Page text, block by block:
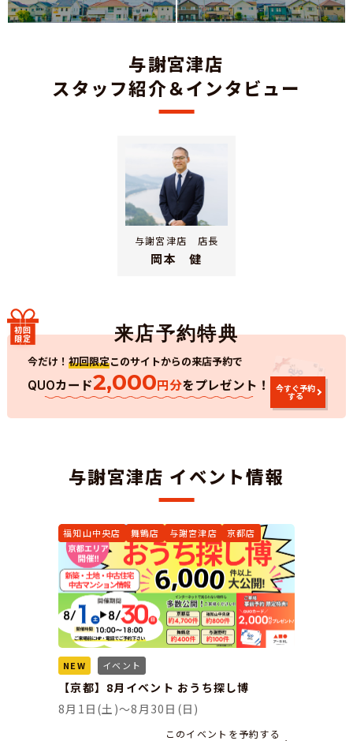
与謝宮津店
スタッフ紹介＆インタビュー
与謝宮津店 店長
岡本 健
初回
限定
今だけ！ 初回限定このサイトからの来店予約で
QUOカード2,000円分をプレゼント！ 今すぐ予約
する
与謝宮津店 イベント情報
NEW イベント
福知山中央店 舞鶴店 与謝宮津店 京都店
【京都】8月イベント おうち探し博
8月1日(土)～8月30日(日)
このイベントを予約する